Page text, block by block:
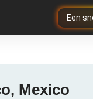
Een
Mexico